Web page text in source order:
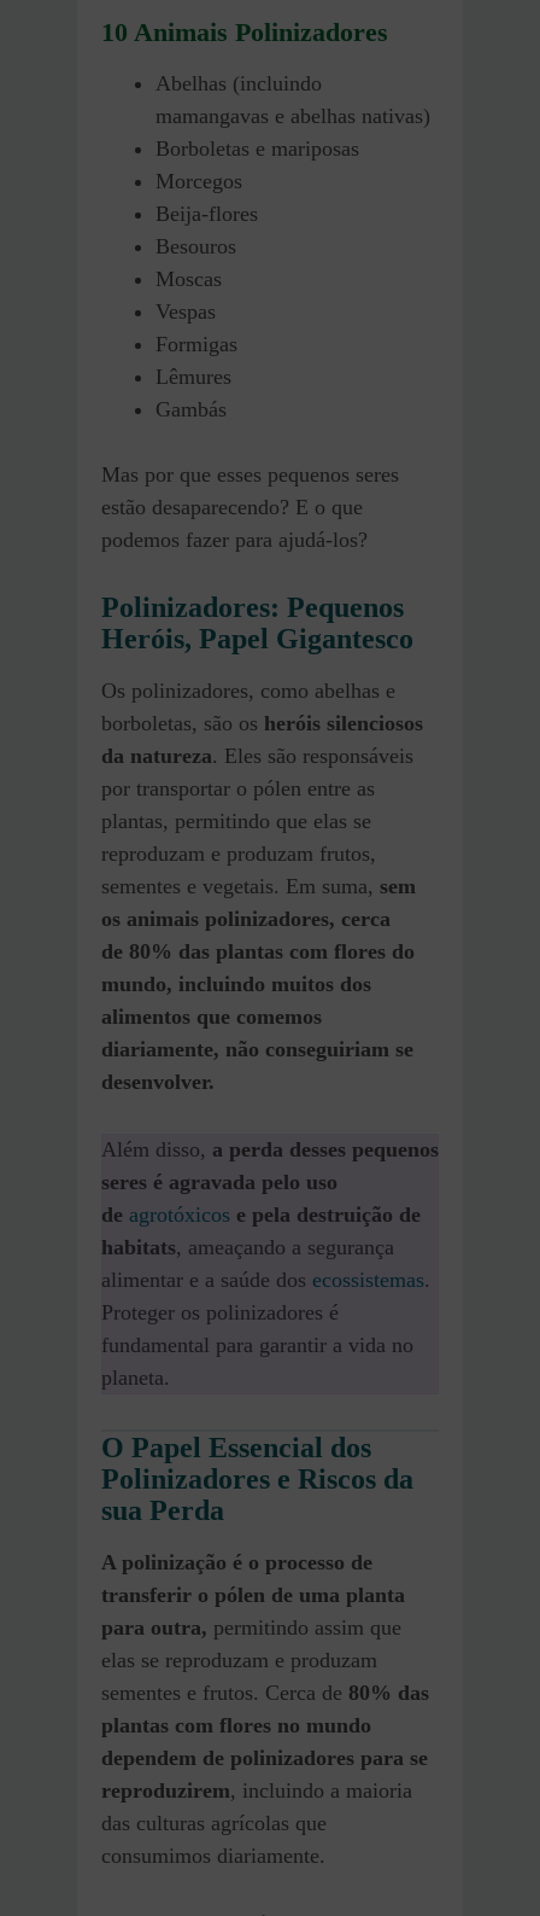
10 Animais Polinizadores
Abelhas (incluindo
mamangavas e abelhas nativas)
Borboletas e mariposas
Morcegos
Beija-flores
Besouros
Moscas
Vespas
Formigas
Lêmures
Gambás
Mas por que esses pequenos seres
estão desaparecendo? E o que
podemos fazer para ajudá-los?
Polinizadores: Pequenos
Heróis, Papel Gigantesco
Os polinizadores, como abelhas e
borboletas, são os heróis silenciosos
da natureza. Eles são responsáveis
por transportar o pólen entre as
plantas, permitindo que elas se
reproduzam e produzam frutos,
sementes e vegetais. Em suma, sem
os animais polinizadores, cerca
de 80% das plantas com flores do
mundo, incluindo muitos dos
alimentos que comemos
diariamente, não conseguiriam se
desenvolver.
Além disso, a perda desses pequenos
seres é agravada pelo uso
de agrotóxicos e pela destruição de
habitats, ameaçando a segurança
alimentar e a saúde dos ecossistemas.
Proteger os polinizadores é
fundamental para garantir a vida no
planeta.
O Papel Essencial dos
Polinizadores e Riscos da
sua Perda
A polinização é o processo de
transferir o pólen de uma planta
para outra, permitindo assim que
elas se reproduzam e produzam
sementes e frutos. Cerca de 80% das
plantas com flores no mundo
dependem de polinizadores para se
reproduzirem, incluindo a maioria
das culturas agrícolas que
consumimos diariamente.